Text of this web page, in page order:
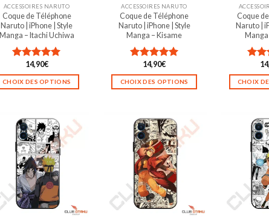
ACCESSOIRES NARUTO
Coque de Téléphone
Naruto | iPhone | Style
Manga – Itachi Uchiwa
Note5.00
sur 5
14,90€
CHOIX DES OPTIONS
a
plusieurs
variations.
Les
options
peuvent
être
choisies
ACCESSOIRES NARUTO
Coque de Téléphone
Naruto | iPhone | Style
Manga – Kisame
Note5.00
sur 5
14,90€
CHOIX DES OPTIONS
a
plusieurs
variations.
Les
options
peuvent
être
choisies
Coque
Naruto |
Note
sur 5
CHOIX